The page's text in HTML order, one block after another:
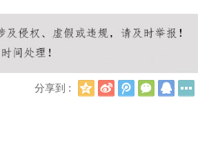
分享到 :
Q
新
浪
腾
讯
微
信
Q